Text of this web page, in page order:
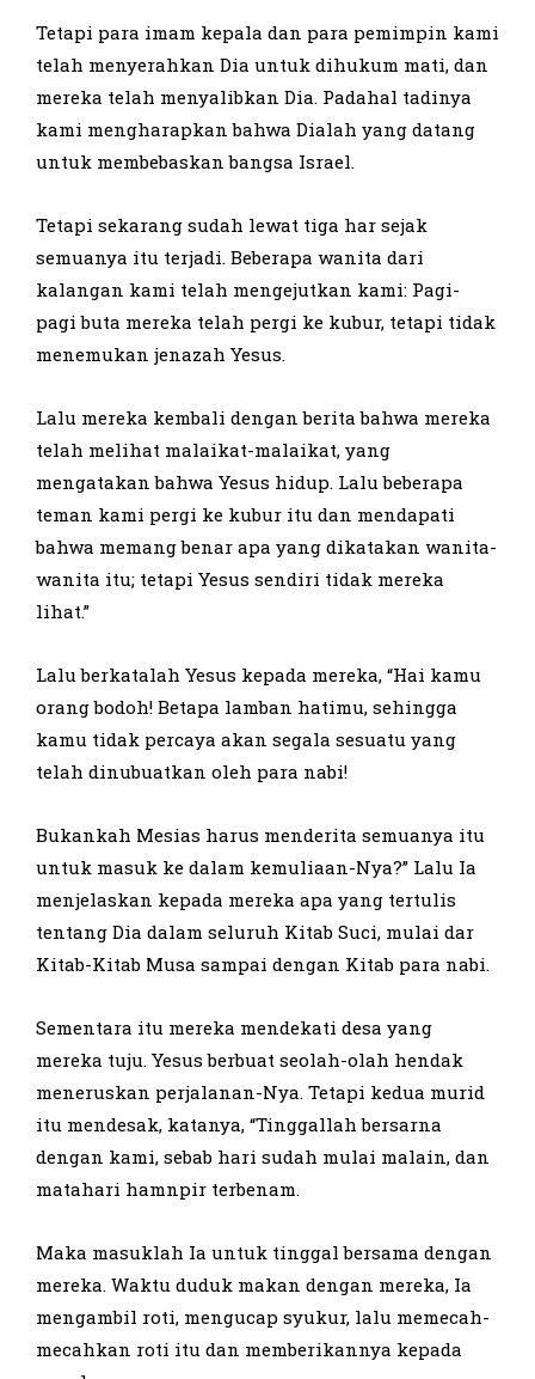
Tetapi para imam kepala dan para pemimpin kami
telah menyerahkan Dia untuk dihukum mati, dan
mereka telah menyalibkan Dia. Padahal tadinya
kami mengharapkan bahwa Dialah yang datang
untuk membebaskan bangsa Israel.
Tetapi sekarang sudah lewat tiga har sejak
semuanya itu terjadi. Beberapa wanita dari
kalangan kami telah mengejutkan kami: Pagi-
pagi buta mereka telah pergi ke kubur, tetapi tidak
menemukan jenazah Yesus.
Lalu mereka kembali dengan berita bahwa mereka
telah melihat malaikat-malaikat, yang
mengatakan bahwa Yesus hidup. Lalu beberapa
teman kami pergi ke kubur itu dan mendapati
bahwa memang benar apa yang dikatakan wanita-
wanita itu; tetapi Yesus sendiri tidak mereka
lihat.”
Lalu berkatalah Yesus kepada mereka, “Hai kamu
orang bodoh! Betapa lamban hatimu, sehingga
kamu tidak percaya akan segala sesuatu yang
telah dinubuatkan oleh para nabi!
Bukankah Mesias harus menderita semuanya itu
untuk masuk ke dalam kemuliaan-Nya?” Lalu Ia
menjelaskan kepada mereka apa yang tertulis
tentang Dia dalam seluruh Kitab Suci, mulai dar
Kitab-Kitab Musa sampai dengan Kitab para nabi.
Sementara itu mereka mendekati desa yang
mereka tuju. Yesus berbuat seolah-olah hendak
meneruskan perjalanan-Nya. Tetapi kedua murid
itu mendesak, katanya, “Tinggallah bersarna
dengan kami, sebab hari sudah mulai malain, dan
matahari hamnpir terbenam.
Maka masuklah Ia untuk tinggal bersama dengan
mereka. Waktu duduk makan dengan mereka, Ia
mengambil roti, mengucap syukur, lalu memecah-
mecahkan roti itu dan memberikannya kepada